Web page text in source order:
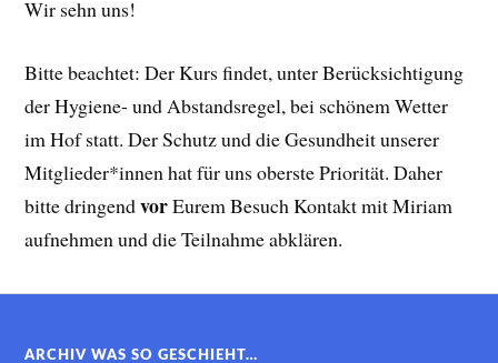
Wir sehn uns!
Bitte beachtet: Der Kurs findet, unter Berücksichtigung
der Hygiene- und Abstandsregel, bei schönem Wetter
im Hof statt. Der Schutz und die Gesundheit unserer
Mitglieder*innen hat für uns oberste Priorität. Daher
bitte dringendvorEurem Besuch Kontakt mit Miriam
aufnehmen und die Teilnahme abklären.
ARCHIV WAS SO GESCHIEHT…